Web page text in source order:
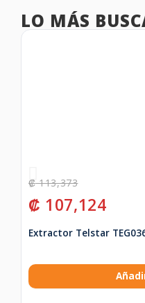
LO MÁS
₡113,373
₡ 107,124
Extractor Telstar